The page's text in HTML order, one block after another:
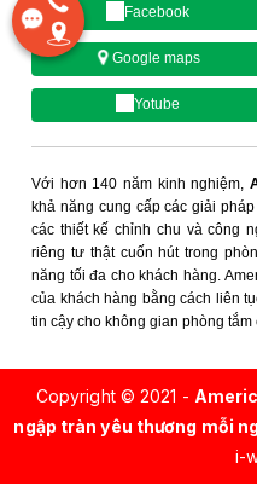
Facebook
Google maps
Yotube
Với hơn 140 năm kinh nghiệm,
khả năng cung cấp các giải
các thiết kế chỉnh chu và công
riêng tư thật cuốn hút trong
năng tối đa cho khách hàng.
của khách hàng bằng cách liên
tin cậy cho không gian phòng tắm
Copyright © 2021 -
ngập tràn yêu thương mỗi
i-